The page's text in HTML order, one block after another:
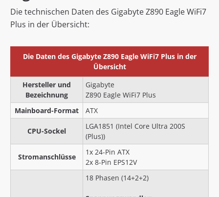
Die technischen Daten des Gigabyte Z890 Eagle WiFi7
Plus in der Übersicht:
Die Daten des Gigabyte Z890 Eagle WiFi7 Plus in der
Übersicht
Hersteller und
Bezeichnung
Gigabyte
Z890 Eagle WiFi7 Plus
Mainboard-Format
ATX
CPU-Sockel
LGA1851 (Intel Core Ultra 200S
(Plus))
Stromanschlüsse
1x 24-Pin ATX
2x 8-Pin EPS12V
18 Phasen (14+2+2)